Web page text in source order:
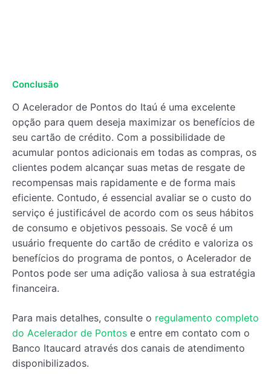
Conclusão
O Acelerador de Pontos do Itaú é uma excelente
opção para quem deseja maximizar os benefícios de
seu cartão de crédito. Com a possibilidade de
acumular pontos adicionais em todas as compras, os
clientes podem alcançar suas metas de resgate de
recompensas mais rapidamente e de forma mais
eficiente. Contudo, é essencial avaliar se o custo do
serviço é justificável de acordo com os seus hábitos
de consumo e objetivos pessoais. Se você é um
usuário frequente do cartão de crédito e valoriza os
benefícios do programa de pontos, o Acelerador de
Pontos pode ser uma adição valiosa à sua estratégia
financeira.
Para mais detalhes, consulte o regulamento completo
do Acelerador de Pontos e entre em contato com o
Banco Itaucard através dos canais de atendimento
disponibilizados.